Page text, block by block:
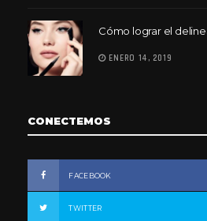
Cómo lograr el
ENERO 14, 2019
CONECTEMOS
FACEBOOK
TWITTER